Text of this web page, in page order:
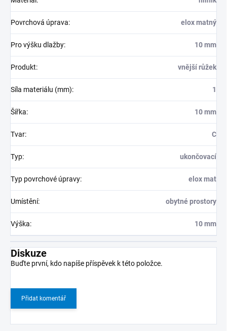
Povrchová úprava: elox matný
Pro výšku dlažby: 10 mm
Produkt: vnější růžek
Síla materiálu (mm): 1
Šířka: 10 mm
Tvar: C
Typ: ukončovací
Typ povrchové úpravy: elox mat
Umístění: obytné prostory
Výška: 10 mm
Diskuze
Buďte první, kdo napíše příspěvek k této položce.
Přidat komentář